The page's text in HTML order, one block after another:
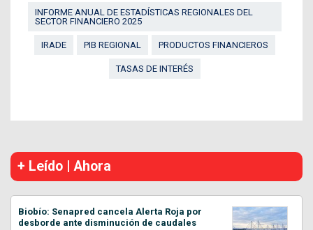
INFORME ANUAL DE ESTADÍSTICAS REGIONALES DEL
SECTOR FINANCIERO 2025
IRADE PIB REGIONAL PRODUCTOS FINANCIEROS
TASAS DE INTERÉS
+ Leído | Ahora
Biobío: Senapred cancela Alerta Roja por
desborde ante disminución de caudales